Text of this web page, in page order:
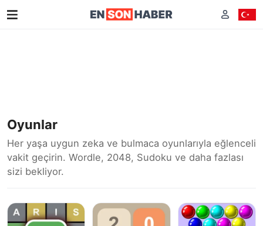
Oyunlar
Her yaşa uygun zeka ve bulmaca oyunlarıyla eğlenceli
vakit geçirin. Wordle, 2048, Sudoku ve daha fazlası
sizi bekliyor.